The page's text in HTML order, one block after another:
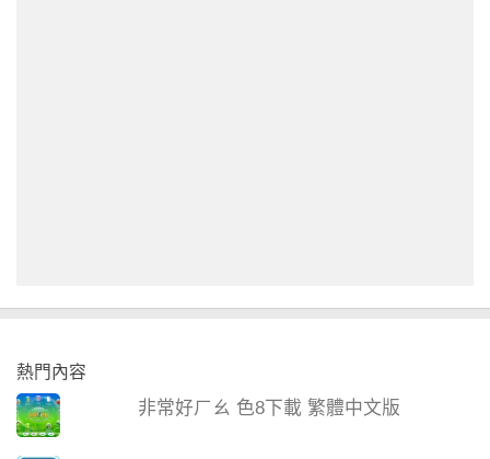
熱門內容
非常好ㄏㄠ 色8下載 繁體中文版